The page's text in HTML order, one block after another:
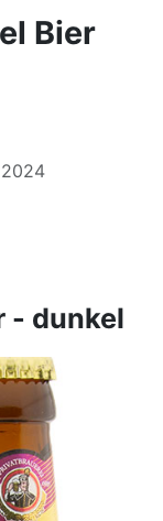
Bier
- dunkel